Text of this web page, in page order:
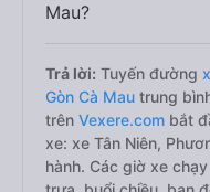
Mau?
Trả lời: Tuyến đường
Gòn Cà Mau trung
trên Vexere.com bắt
xe: xe Tân Niên,
hành. Các giờ xe